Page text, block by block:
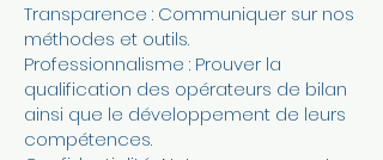
Transparence : Communiquer sur nos
méthodes et outils.
Professionnalisme : Prouver la
qualification des opérateurs de bilan
ainsi que le développement de leurs
compétences.